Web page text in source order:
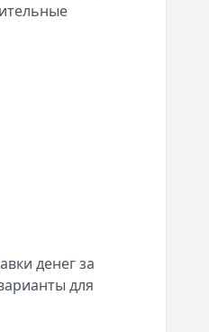
денег за
для